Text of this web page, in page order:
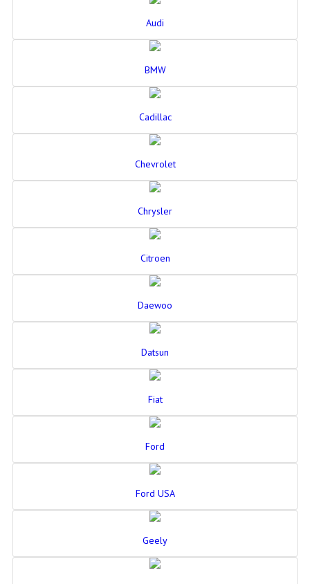
Audi
BMW
Cadillac
Chevrolet
Chrysler
Citroen
Daewoo
Datsun
Fiat
Ford
Ford USA
Geely